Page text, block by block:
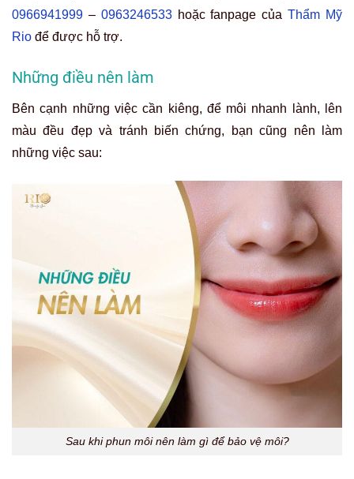
0966941999 –0963246533hoặc fanpage củaThẩm Mỹ
Rio để được hỗ trợ.
Những điều nên làm
Bên cạnh những việc cần kiêng, để môi nhanh lành, lên
màu đều đẹp và tránh biến chứng, bạn cũng nên làm
những việc sau:
Sau khi phun môi nên làm gì để bảo vệ môi?